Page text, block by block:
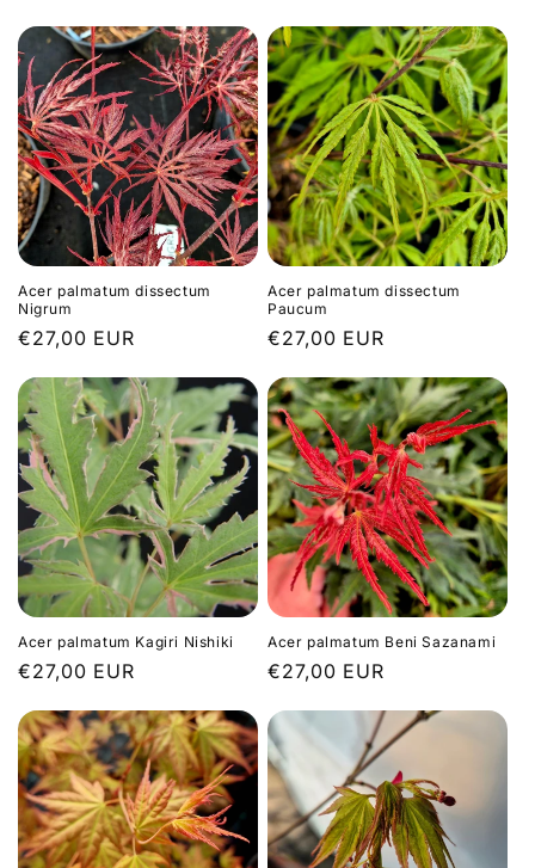
Acer palmatum dissectum
Nigrum
Prix
€27,00 EUR
Acer palmatum dissectum
Paucum
Prix
€27,00 EUR
Acer palmatum Kagiri Nishiki
Prix
€27,00 EUR
Acer palmatum Beni Sazanami
Prix
€27,00 EUR